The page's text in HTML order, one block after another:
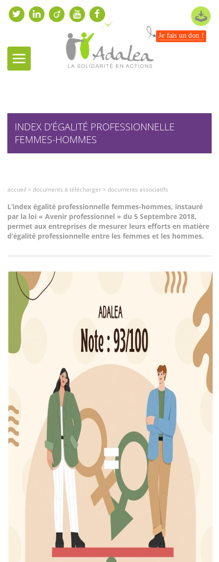
Je fais un don !
INDEX D’ÉGALITÉ PROFESSIONNELLE
FEMMES-HOMMES
accueil > documents à télécharger> documents associatifs
L’index égalité professionnelle femmes-hommes, instauré
par la loi « Avenir professionnel » du 5 Septembre 2018,
permet aux entreprises de mesurer leurs efforts en matière
d’égalité professionnelle entre les femmes et les hommes.